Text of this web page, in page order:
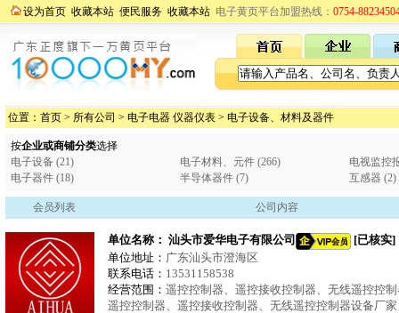
设为首页 收藏本站 便民服务 收藏本站 电子黄页平台加盟热线： 0754-
位置： 首页 > 所有公司 > 电子电器 仪器仪表 > 电子设备、材料及器件
按企业或商铺分类选择
电子设备 (21)
电子材料、元件 (266)
电视监控
电子器件 (18)
半导体器件 (7) 互感器 (2)
会员列表 公司内容
单位名称： 汕头市爱华电子有限公司
[已核实]
单位地址： 广东汕头市澄海区
联系电话： 13531158538
经营范围： 遥控控制器、遥控接收控制器、无线遥控控
遥控控制器、遥控接收控制器、无线遥控控制器设备厂